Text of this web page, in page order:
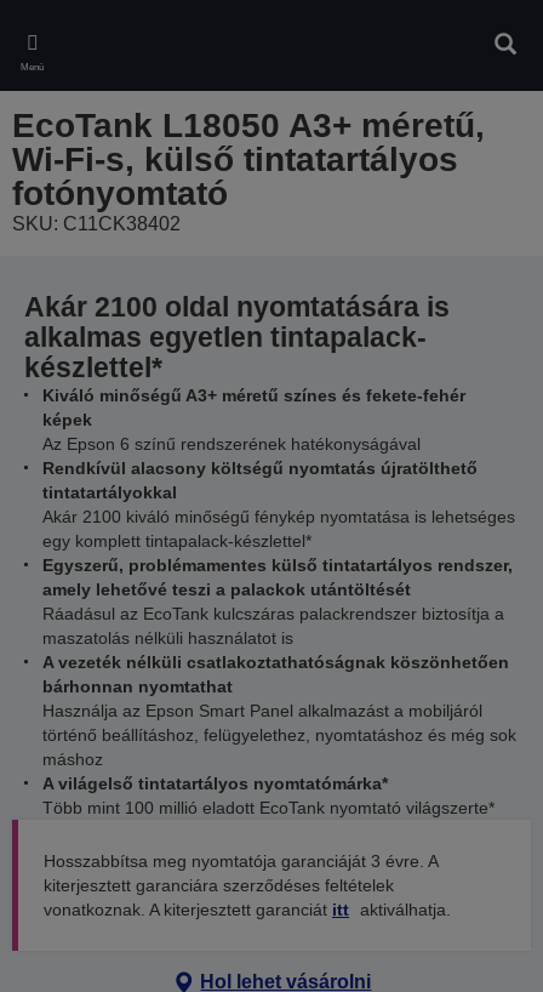
main
content
Menü
EcoTank L18050 A3+ méretű,
Wi-Fi-s, külső tintatartályos
fotónyomtató
SKU: C11CK38402
Akár 2100 oldal nyomtatására is
alkalmas egyetlen tintapalack-
készlettel*
Kiváló minőségű A3+ méretű színes és fekete-fehér
képek
Az Epson 6 színű rendszerének hatékonyságával
Rendkívül alacsony költségű nyomtatás újratölthető
tintatartályokkal
Akár 2100 kiváló minőségű fénykép nyomtatása is lehetséges
egy komplett tintapalack-készlettel*
Egyszerű, problémamentes külső tintatartályos rendszer,
amely lehetővé teszi a palackok utántöltését
Ráadásul az EcoTank kulcszáras palackrendszer biztosítja a
maszatolás nélküli használatot is
A vezeték nélküli csatlakoztathatóságnak köszönhetően
bárhonnan nyomtathat
Használja az Epson Smart Panel alkalmazást a mobiljáról
történő beállításhoz, felügyelethez, nyomtatáshoz és még sok
máshoz
A világelső tintatartályos nyomtatómárka*
Több mint 100 millió eladott EcoTank nyomtató világszerte*
Hosszabbítsa meg nyomtatója garanciáját 3 évre. A
kiterjesztett garanciára szerződéses feltételek
vonatkoznak. A kiterjesztett garanciát itt aktiválhatja.
Hol lehet vásárolni